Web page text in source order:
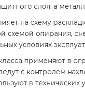
слоя, а
на схему
схемой опирания,
условиях
применяют в
с контролем
в технических